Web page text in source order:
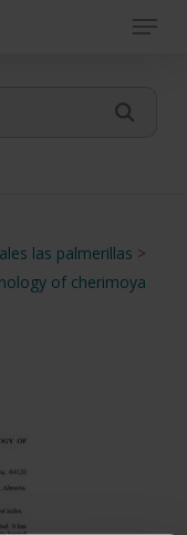
Menu
las palmerillas >
of cherimoya